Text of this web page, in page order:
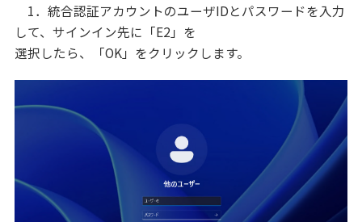
1．統合認証アカウントのユーザIDとパスワードを入力
して、サインイン先に「E2」を
選択したら、「OK」をクリックします。